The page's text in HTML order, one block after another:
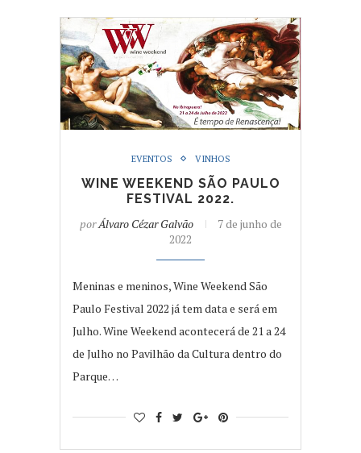
EVENTOS VINHOS
WINE WEEKEND SÃO PAULO
FESTIVAL 2022.
porÁlvaro Cézar Galvão
7 de junho de
2022
Meninas e meninos, Wine Weekend São
Paulo Festival 2022 já tem data e será em
Julho. Wine Weekend acontecerá de 21 a 24
de Julho no Pavilhão da Cultura dentro do
Parque…